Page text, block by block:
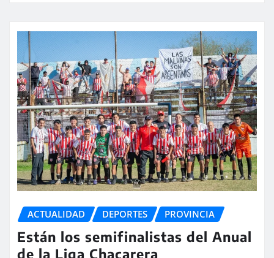
ACTUALIDAD DEPORTES PROVINCIA
Están los semifinalistas del Anual
de la Liga Chacarera